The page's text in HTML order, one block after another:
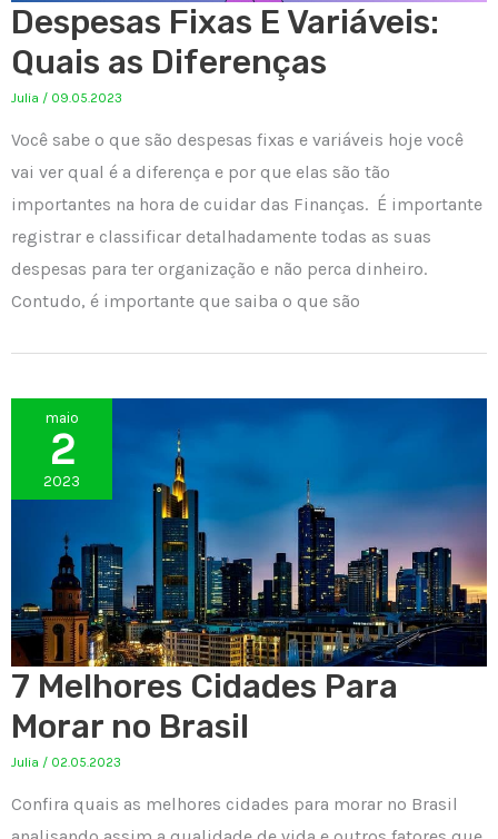
Despesas Fixas E Variáveis:
Quais as Diferenças
Julia / 09.05.2023
Você sabe o que são despesas fixas e variáveis hoje você
vai ver qual é a diferença e por que elas são tão
importantes na hora de cuidar das Finanças. É importante
registrar e classificar detalhadamente todas as suas
despesas para ter organização e não perca dinheiro.
Contudo, é importante que saiba o que são
maio
2
2023
7 Melhores Cidades Para
Morar no Brasil
Julia / 02.05.2023
Confira quais as melhores cidades para morar no Brasil